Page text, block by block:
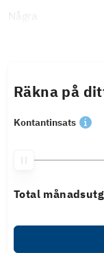
Några
Räkna på
Kontantinsats
Total